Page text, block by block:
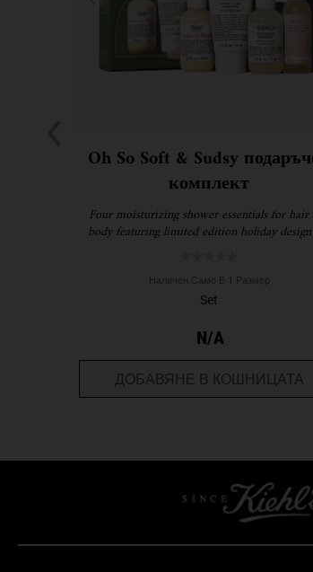
Oh So Soft & Sudsy
комплект
Four moisturizing shower essentials for hair
body featuring limited edition holiday
Наличен Само В 1 Размер
Set
N/A
ДОБАВЯНЕ В КОШНИЦАТА